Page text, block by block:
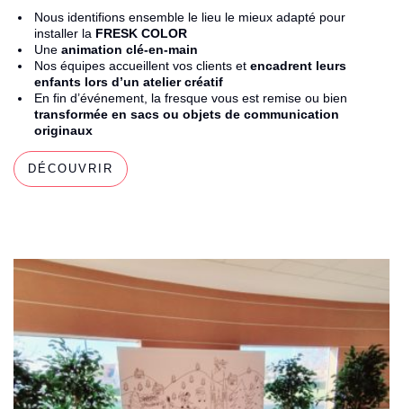
Nous identifions ensemble le lieu le mieux adapté pour
installer la FRESK COLOR
Une animation clé-en-main
Nos équipes accueillent vos clients et encadrent leurs
enfants lors d’un atelier créatif
En fin d’événement, la fresque vous est remise ou bien
transformée en sacs ou objets de communication
originaux
DÉCOUVRIR